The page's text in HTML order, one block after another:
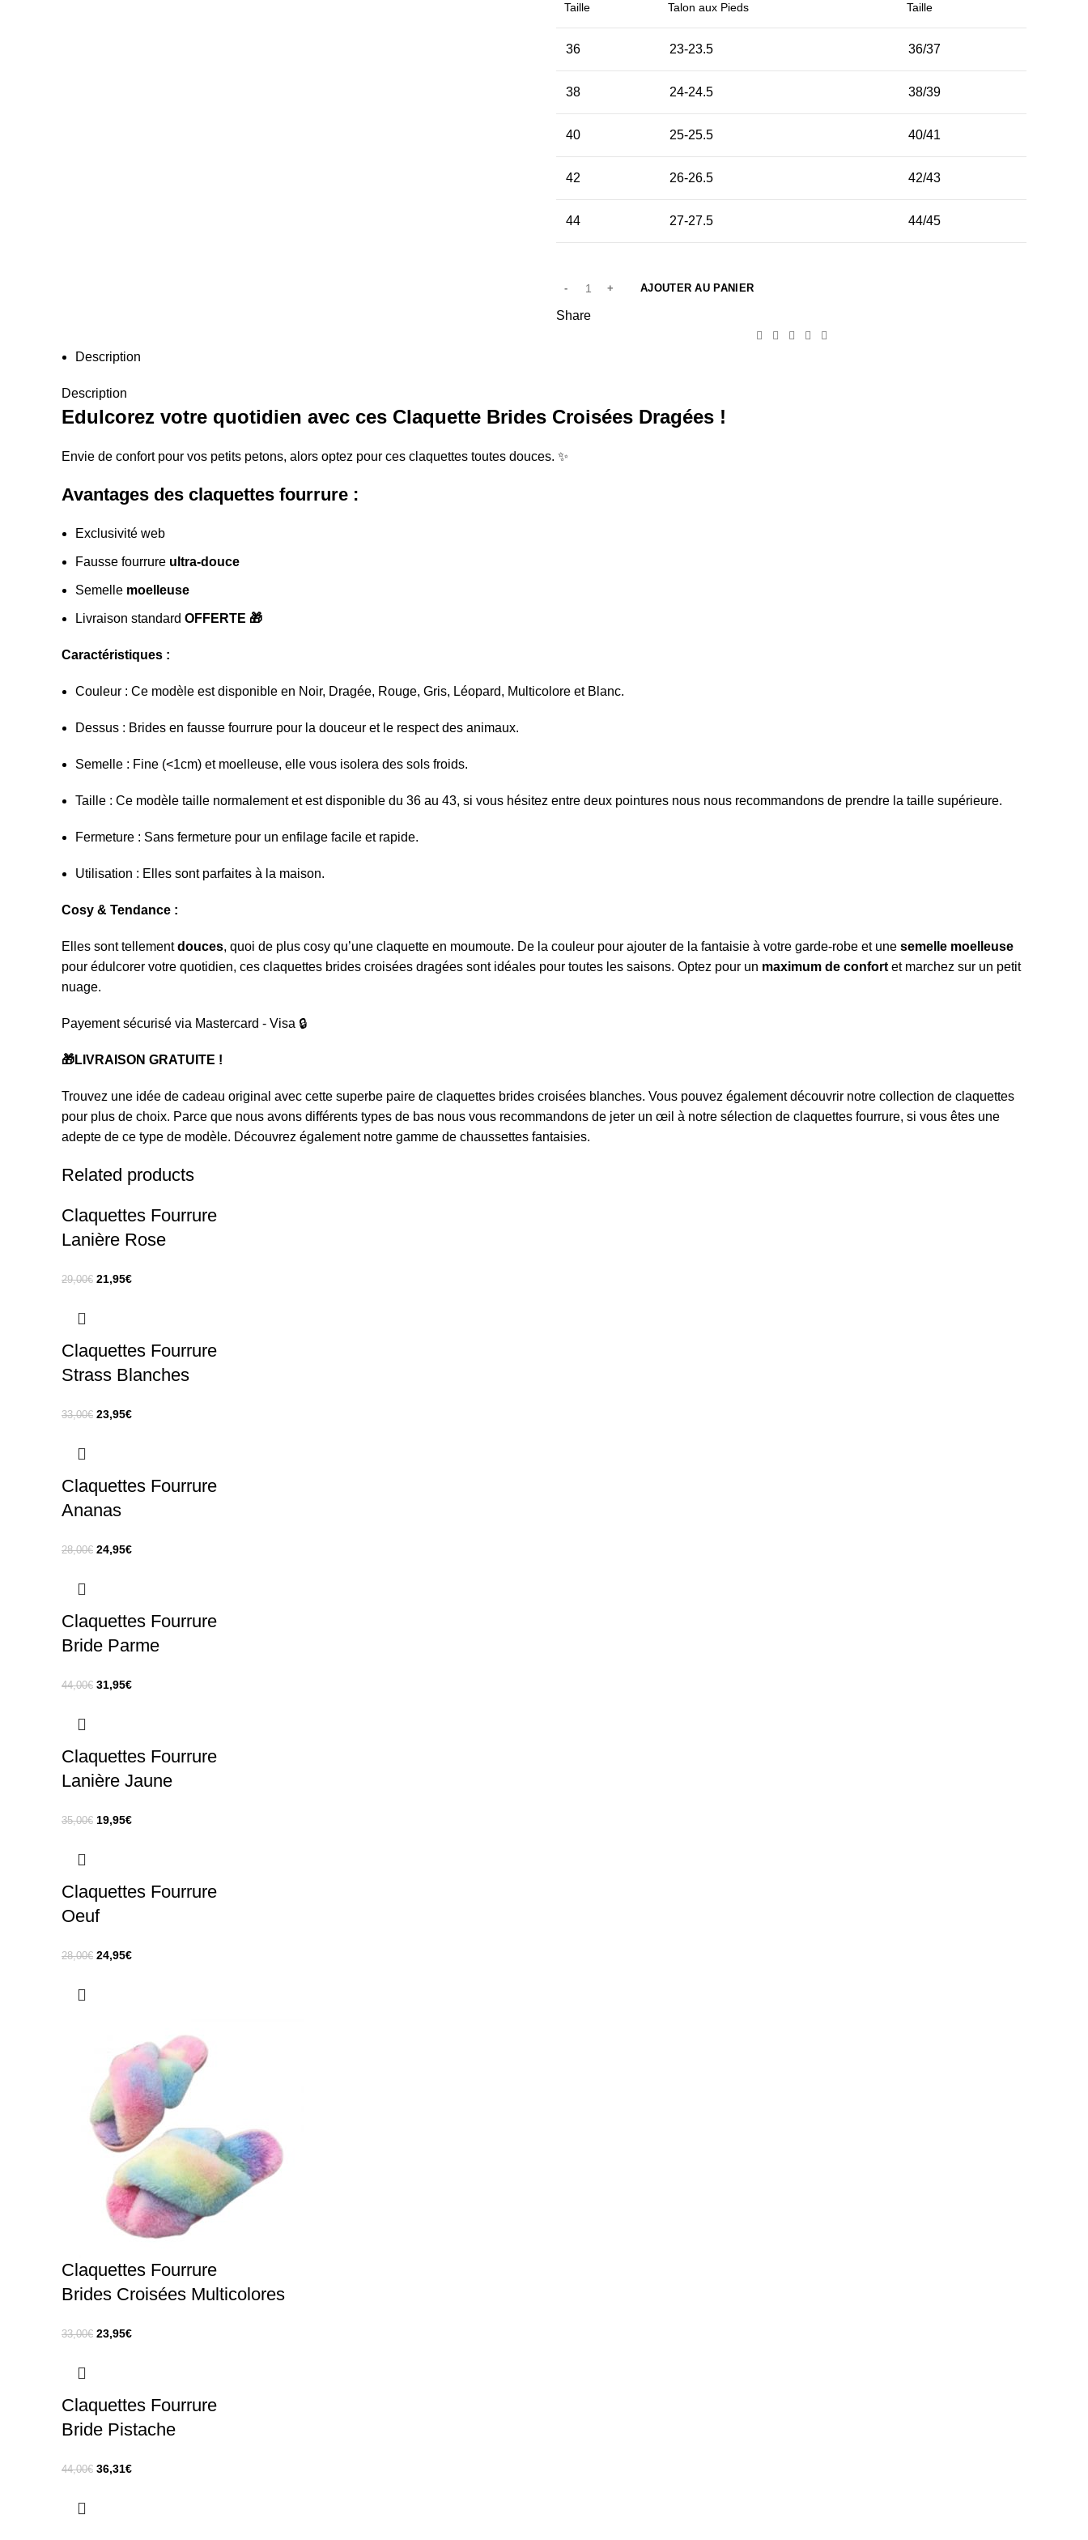
Taille Talon aux Pieds Taille
36 23-23.5 36/37
38 24-24.5 38/39
40 25-25.5 40/41
42 26-26.5 42/43
44 27-27.5 44/45
AJOUTER AU PANIER
Share
Description
Description
Edulcorez votre quotidien avec ces Claquette Brides Croisées Dragées !
Envie de confort pour vos petits petons, alors optez pour ces claquettes toutes douces. ✨
Avantages des claquettes fourrure :
Exclusivité web
Fausse fourrure ultra-douce
Semelle moelleuse
Livraison standard OFFERTE 🎁
Caractéristiques :
Couleur : Ce modèle est disponible en Noir, Dragée, Rouge, Gris, Léopard, Multicolore et Blanc.
Dessus : Brides en fausse fourrure pour la douceur et le respect des animaux.
Semelle : Fine (<1cm) et moelleuse, elle vous isolera des sols froids.
Taille : Ce modèle taille normalement et estdisponible du 36 au 43, si vous hésitez entre deux pointures nous nous recommandons de prendre la taille supérieure.
Fermeture : Sans fermeture pour un enfilage facile et rapide.
Utilisation : Elles sont parfaites à la maison.
Cosy & Tendance :
Elles sont tellementdouces, quoi de plus cosy qu’une claquette en moumoute. De la couleur pour ajouter de la fantaisie à votre garde-robe et une semelle moelleuse
pour édulcorer votre quotidien, ces claquettes brides croisées dragées sont idéales pour toutes les saisons. Optez pour un maximum de confort et marchez sur un petit
nuage.
Payement sécurisé via Mastercard - Visa 🔒
🎁LIVRAISON GRATUITE !
Trouvez une idée de cadeau original avec cette superbe paire de claquettes brides croisées blanches. Vous pouvez également découvrir notre collection de claquettes
pour plus de choix. Parce que nous avons différents types de bas nous vous recommandons de jeter un œil à notre sélection de claquettes fourrure, si vous êtes une
adepte de ce type de modèle. Découvrez également notre gamme de chaussettes fantaisies.
Related products
Claquettes Fourrure
Lanière Rose
29,00€ 21,95€
Claquettes Fourrure
Strass Blanches
33,00€ 23,95€
Claquettes Fourrure
Ananas
28,00€ 24,95€
Claquettes Fourrure
Bride Parme
44,00€ 31,95€
Claquettes Fourrure
Lanière Jaune
35,00€ 19,95€
Claquettes Fourrure
Oeuf
28,00€ 24,95€
Claquettes Fourrure
Brides Croisées Multicolores
33,00€ 23,95€
Claquettes Fourrure
Bride Pistache
44,00€ 36,31€